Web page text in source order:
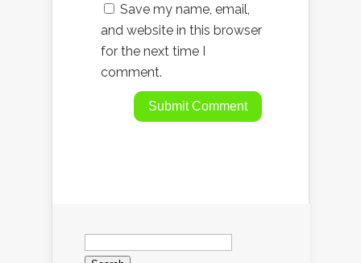
Save my name, email,
and website in this browser
for the next time I
comment.
Search
for: